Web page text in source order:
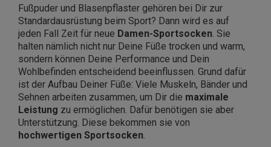
Fußpuder und Blasenpflaster gehören bei Dir zur
Standardausrüstung beim Sport? Dann wird es auf
jeden Fall Zeit für neue Damen-Sportsocken . Sie
halten nämlich nicht nur Deine Füße trocken und warm,
sondern können Deine Performance und Dein
Wohlbefinden entscheidend beeinflussen. Grund dafür
ist der Aufbau Deiner Füße: Viele Muskeln, Bänder und
Sehnen arbeiten zusammen, um Dir die maximale
Leistung zu ermöglichen. Dafür benötigen sie aber
Unterstützung. Diese bekommen sie von
hochwertigen Sportsocken